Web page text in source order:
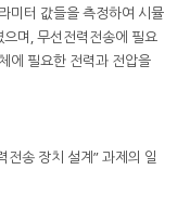
미터 값들을 측정하여 시뮬
며, 무선전력전송에 필요
에 필요한 전력과 전압을
송 장치 설계” 과제의 일